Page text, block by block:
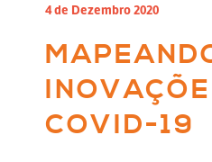
4 de Dezembro 2020
COVID-19